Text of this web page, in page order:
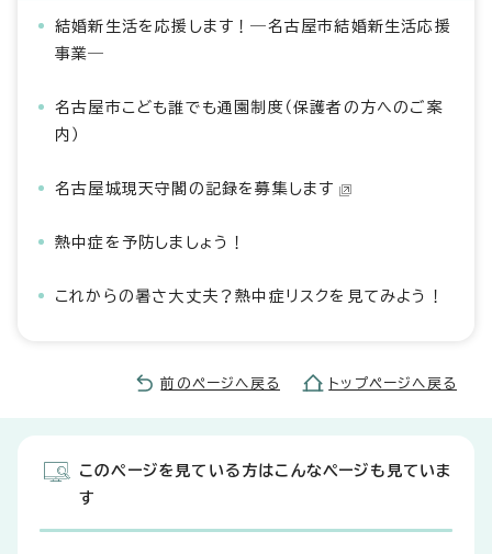
結婚新生活を応援します！―名古屋市結婚新生活応援
事業―
名古屋市こども誰でも通園制度（保護者の方へのご案
内）
名古屋城現天守閣の記録を募集します
熱中症を予防しましょう！
これからの暑さ大丈夫？熱中症リスクを見てみよう！
前のページへ戻る トップページへ戻る
このページを見ている方はこんなページも見ていま
す